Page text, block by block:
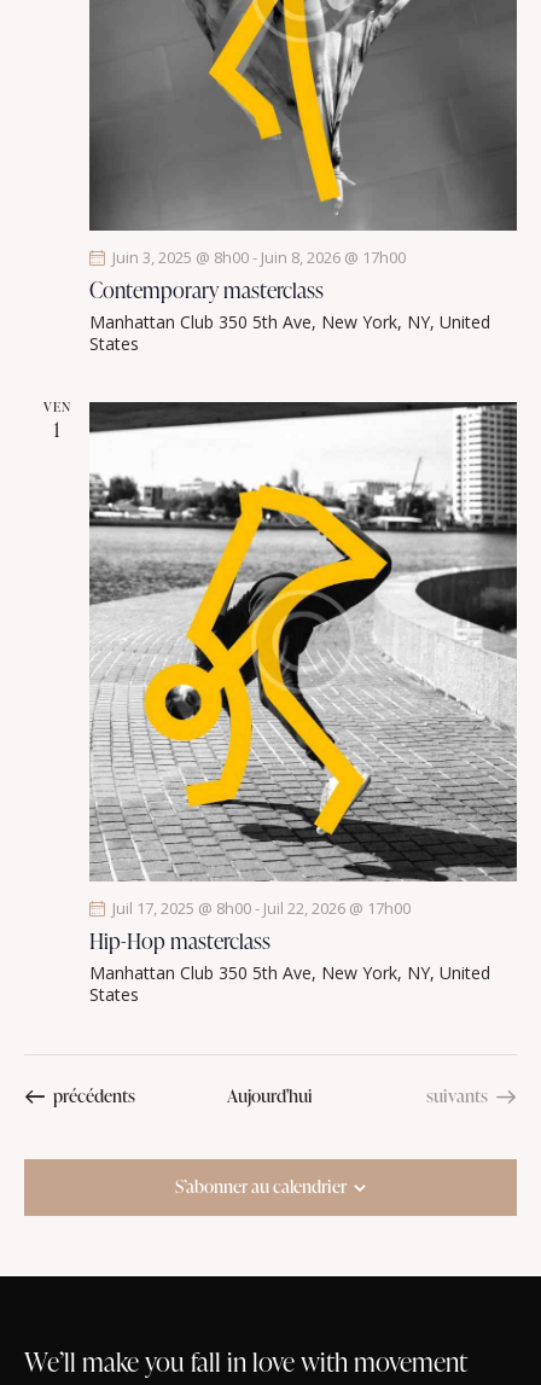
Juin 3, 2025 @ 8h00- Juin 8, 2026 @ 17h00
Contemporary masterclass
Manhattan Club 350 5th Ave, New York, NY, United
States
VEN
1
Juil 17, 2025 @ 8h00- Juil 22, 2026 @ 17h00
Hip-Hop masterclass
Manhattan Club 350 5th Ave, New York, NY, United
States
Évènements
précédents Aujourd'hui Évènements
suivants
S’abonner au calendrier
We’ll make you fall in love with movement